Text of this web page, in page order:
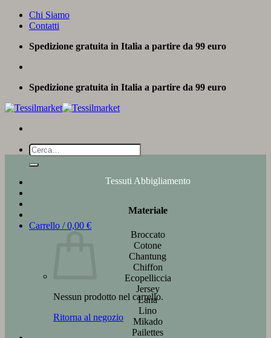
Salta
Chi Siamo
Contatti
Spedizione gratuita in Italia a partire da 99 euro
Spedizione gratuita in Italia a partire da 99 euro
Cerca:
Carrello /0,00 €
Nessun prodotto nel carrello.
Ritorna al negozio
Tessuti Abbigliamento
Materiale
Broccato
Cotone
Chantung
Chiffon
Ecopelliccia
Jersey
Lana
Lino
Mikado
Pailettes